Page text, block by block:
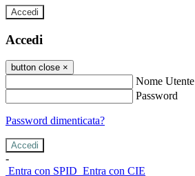
Accedi
Accedi
button close ×
Nome Utente
Password
Password dimenticata?
-
Entra con SPID Entra con CIE